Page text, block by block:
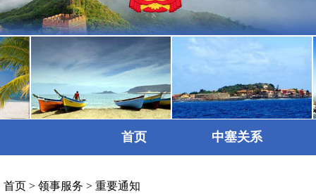
首页 中塞关系
首页 > 领事服务 > 重要通知